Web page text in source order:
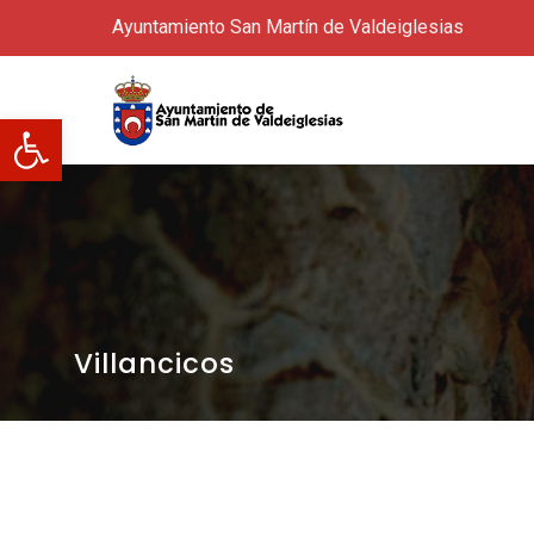
Abrir barra de herramientas
Ayuntamiento San Martín de Valdeiglesias
Villancicos